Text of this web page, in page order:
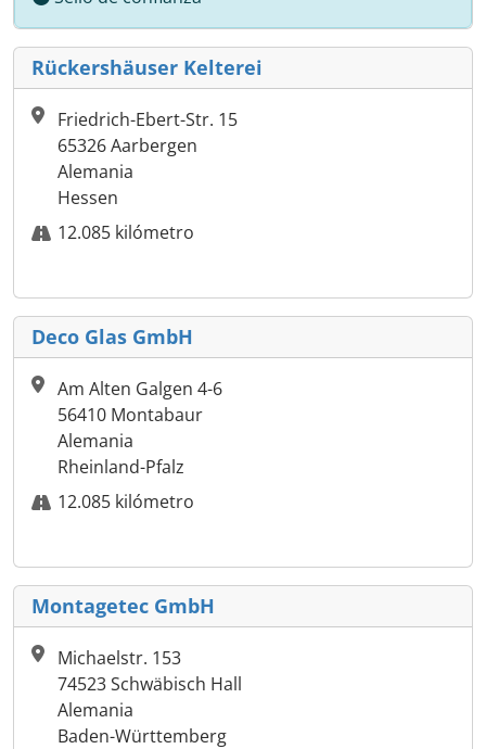
Rückershäuser Kelterei
Friedrich-Ebert-Str. 15
65326 Aarbergen
Alemania
Hessen
12.085 kilómetro
Deco Glas GmbH
Am Alten Galgen 4-6
56410 Montabaur
Alemania
Rheinland-Pfalz
12.085 kilómetro
Montagetec GmbH
Michaelstr. 153
74523 Schwäbisch Hall
Alemania
Baden-Württemberg